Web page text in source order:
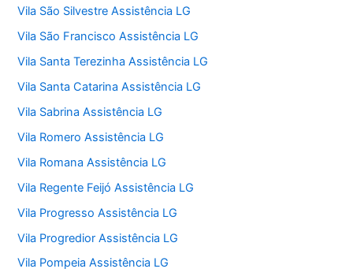
Vila São Silvestre Assistência LG
Vila São Francisco Assistência LG
Vila Santa Terezinha Assistência LG
Vila Santa Catarina Assistência LG
Vila Sabrina Assistência LG
Vila Romero Assistência LG
Vila Romana Assistência LG
Vila Regente Feijó Assistência LG
Vila Progresso Assistência LG
Vila Progredior Assistência LG
Vila Pompeia Assistência LG